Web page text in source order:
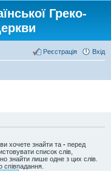
Греко-
Вхід
Реєстрація
хочете знайти та - перед
список слів,
знайти лише одне з цих слів.
співпадання.